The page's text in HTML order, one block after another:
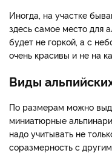
Иногда, на участке
здесь самое место для
будет не горкой, а с
очень красивы и не на
Виды
По размерам можно
миниатюрные
надо учитывать не
соразмерность с